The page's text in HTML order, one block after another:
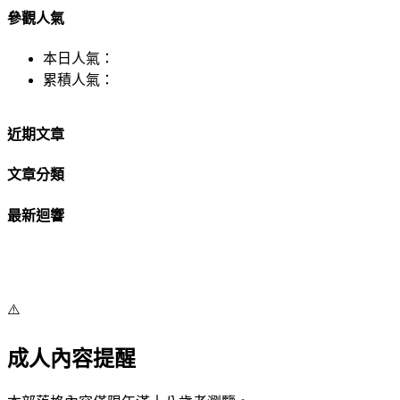
參觀人氣
本日人氣：
累積人氣：
近期文章
文章分類
最新迴響
⚠️
成人內容提醒